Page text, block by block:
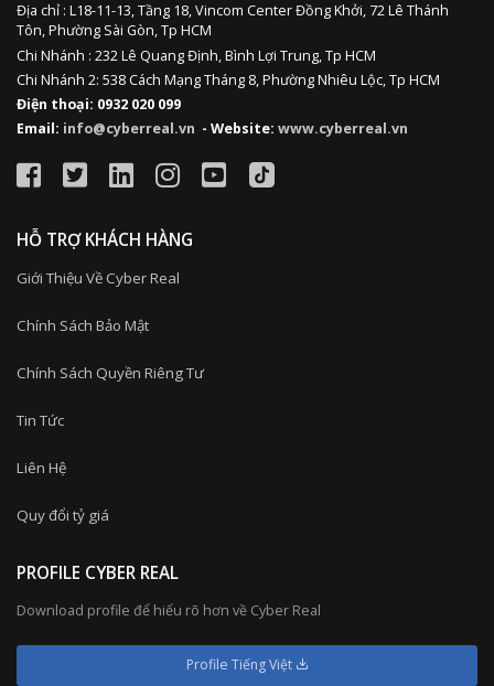
Địa chỉ : L18-11-13,Tầng 18, Vincom Center Đồng Khởi, 72 Lê Thánh
Tôn, Phường Sài Gòn, Tp HCM
Chi Nhánh : 232 Lê Quang Định,Bình Lợi Trung,Tp HCM
Chi Nhánh 2: 538 Cách Mạng Tháng 8, Phường Nhiêu Lộc, Tp HCM
Điện thoại: 0932 020 099
Email: info@cyberreal.vn - Website: www.cyberreal.vn
HỖ TRỢ KHÁCH HÀNG
Giới Thiệu Về Cyber Real
Chính Sách Bảo Mật
Chính Sách Quyền Riêng Tư
Tin Tức
Liên Hệ
Quy đổi tỷ giá
PROFILE CYBER REAL
Download profile để hiểu rõ hơn về Cyber Real
Profile Tiếng Việt